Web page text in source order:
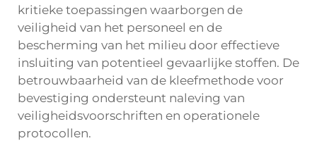
kritieke toepassingen waarborgen de
veiligheid van het personeel en de
bescherming van het milieu door effectieve
insluiting van potentieel gevaarlijke stoffen. De
betrouwbaarheid van de kleefmethode voor
bevestiging ondersteunt naleving van
veiligheidsvoorschriften en operationele
protocollen.